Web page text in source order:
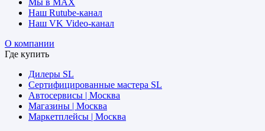
Мы в MAX
Наш Rutube-канал
Наш VK Video-канал
О компании
Где купить
Дилеры SL
Сертифицированные мастера SL
Автосервисы | Москва
Магазины | Москва
Маркетплейсы | Москва